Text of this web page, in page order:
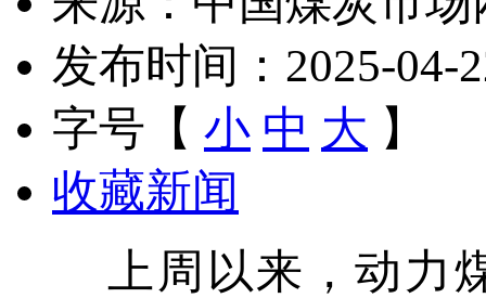
发布时间：2025-04-
字号【 小 中 大 】
收藏新闻
上周以来，动力煤